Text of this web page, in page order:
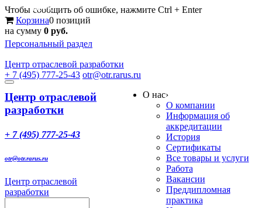
Чтобы сообщить об ошибке, нажмите Ctrl + Enter
Корзина0 позиций
на сумму 0 руб.
Персональный раздел
Центр отраслевой разработки
+ 7 (495) 777-25-43 otr@otr.rarus.ru
Toggle
navigation
Меню
Центр отраслевой
разработки
+ 7 (495) 777-25-43
otr@otr.rarus.ru
Центр отраслевой
разработки
О нас›
О компании
Информация об
аккредитации
История
Сертификаты
Все товары и услуги
Работа
Вакансии
Преддипломная
практика